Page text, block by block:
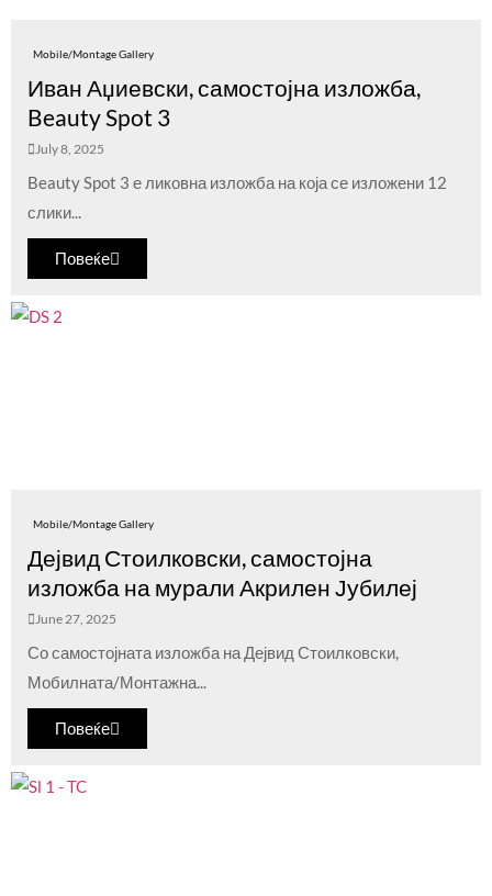
Mobile/Montage Gallery
Иван Аџиевски, самостојна изложба,
Beauty Spot 3
July 8, 2025
Beauty Spot 3 е ликовна изложба на која се изложени 12
слики...
Повеќе
Mobile/Montage Gallery
Дејвид Стоилковски, самостојна
изложба на мурали Акрилен Јубилеј
June 27, 2025
Со самостојната изложба на Дејвид Стоилковски,
Мобилната/Монтажна...
Повеќе